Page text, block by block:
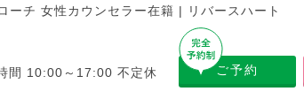
ーチ 女性カウンセラー在籍 | リバースハート
ご予約
間 10:00～17:00 不定休